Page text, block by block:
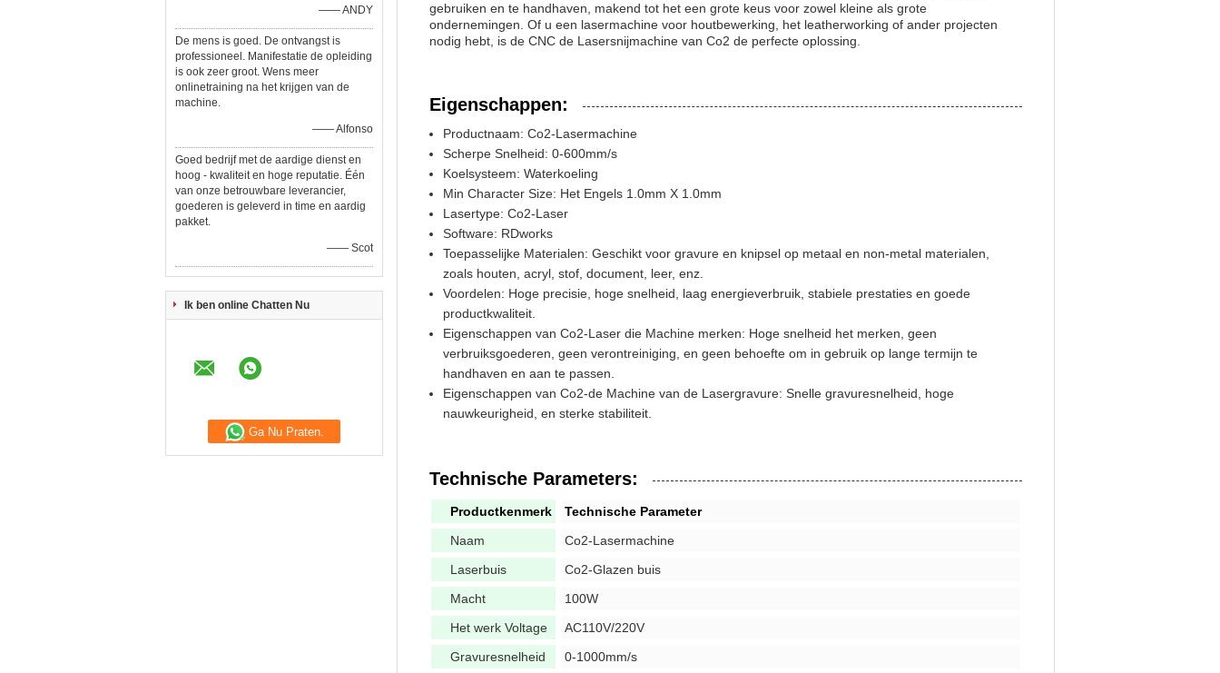
—— ANDY
De mens is goed. De ontvangst is
professioneel. Manifestatie de opleiding
is ook zeer groot. Wens meer
onlinetraining na het krijgen van de
machine.
—— Alfonso
Goed bedrijf met de aardige dienst en
hoog - kwaliteit en hoge reputatie. Één
van onze betrouwbare leverancier,
goederen is geleverd in time en aardig
pakket.
—— Scot
Ik ben online Chatten Nu
Ga Nu Praten.
gebruiken en te handhaven, makend tot het een grote keus voor zowel kleine als grote
ondernemingen. Of u een lasermachine voor houtbewerking, het leatherworking of ander projecten
nodig hebt, is de CNC de Lasersnijmachine van Co2 de perfecte oplossing.
Eigenschappen:
Productnaam: Co2-Lasermachine
Scherpe Snelheid: 0-600mm/s
Koelsysteem: Waterkoeling
Min Character Size: Het Engels 1.0mm X 1.0mm
Lasertype: Co2-Laser
Software: RDworks
Toepasselijke Materialen: Geschikt voor gravure en knipsel op metaal en non-metal materialen,
zoals houten, acryl, stof, document, leer, enz.
Voordelen: Hoge precisie, hoge snelheid, laag energieverbruik, stabiele prestaties en goede
productkwaliteit.
Eigenschappen van Co2-Laser die Machine merken: Hoge snelheid het merken, geen
verbruiksgoederen, geen verontreiniging, en geen behoefte om in gebruik op lange termijn te
handhaven en aan te passen.
Eigenschappen van Co2-de Machine van de Lasergravure: Snelle gravuresnelheid, hoge
nauwkeurigheid, en sterke stabiliteit.
Technische Parameters:
Productkenmerk
Technische Parameter
Naam
Co2-Lasermachine
Laserbuis
Co2-Glazen buis
Macht
100W
Het werk Voltage
AC110V/220V
Gravuresnelheid
0-1000mm/s